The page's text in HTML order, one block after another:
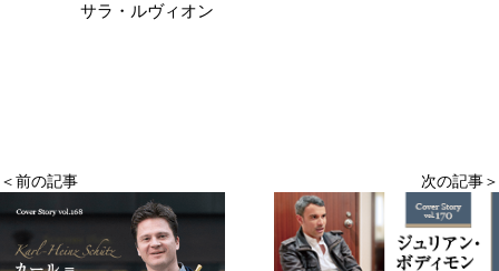
サラ・ルヴィオン
＜前の記事 次の記事＞